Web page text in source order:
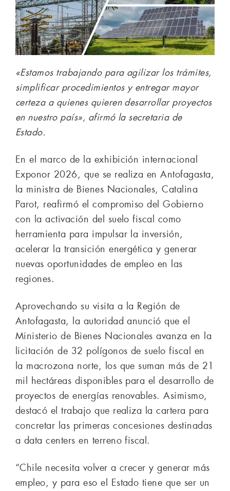
«Estamos trabajando para agilizar los trámites,
simplificar procedimientos y entregar mayor
certeza a quienes quieren desarrollar proyectos
en nuestro país», afirmó la secretaria de
Estado.
En el marco de la exhibición internacional
Exponor 2026, que se realiza en Antofagasta,
la ministra de Bienes Nacionales, Catalina
Parot, reafirmó el compromiso del Gobierno
con la activación del suelo fiscal como
herramienta para impulsar la inversión,
acelerar la transición energética y generar
nuevas oportunidades de empleo en las
regiones.
Aprovechando su visita a la Región de
Antofagasta, la autoridad anunció que el
Ministerio de Bienes Nacionales avanza en la
licitación de 32 polígonos de suelo fiscal en
la macrozona norte, los que suman más de 21
mil hectáreas disponibles para el desarrollo de
proyectos de energías renovables. Asimismo,
destacó el trabajo que realiza la cartera para
concretar las primeras concesiones destinadas
a data centers en terreno fiscal.
“Chile necesita volver a crecer y generar más
empleo, y para eso el Estado tiene que ser un